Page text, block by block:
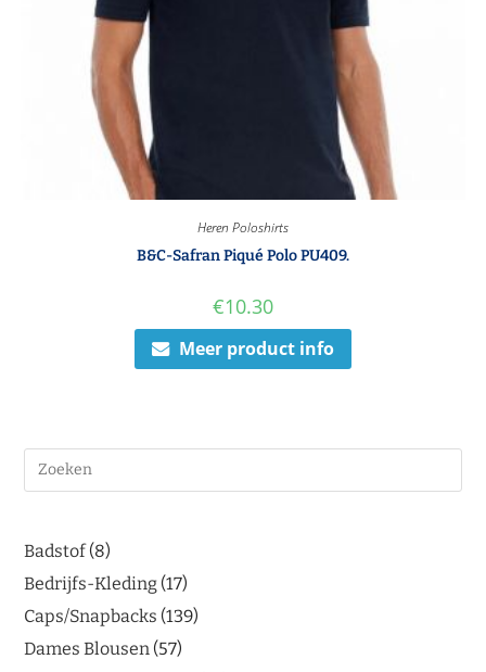
Heren Poloshirts
B&C-Safran Piqué Polo PU409.
€10.30
Meer product info
Badstof 8
Bedrijfs-Kleding 17
Caps/Snapbacks 139
Dames Blousen 57